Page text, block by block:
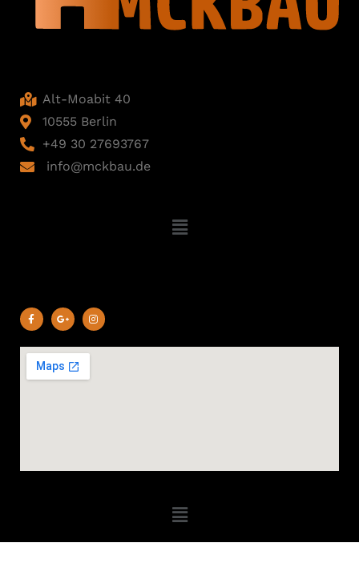
Alt-Moabit 40
10555 Berlin
+49 30 27693767
info@mckbau.de